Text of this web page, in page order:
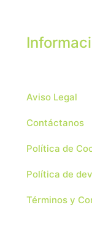
Aviso Legal
Contáctanos
Política de
Política de
Términos y